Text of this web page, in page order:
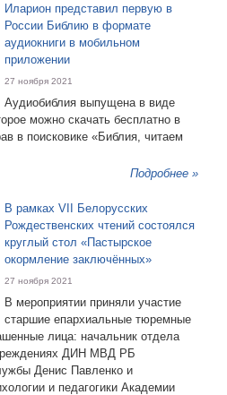
Иларион представил первую в
России Библию в формате
аудиокниги в мобильном
приложении
27 ноября 2021
Аудиобиблия выпущена в виде
можно скачать бесплатно в
в поисковике «Библия, читаем
Подробнее »
В рамках VII Белорусских
Рождественских чтений состоялся
круглый стол «Пастырское
окормление заключённых»
27 ноября 2021
В мероприятии приняли участие
старшие епархиальные тюремные
лица: начальник отдела
ДИН МВД РБ
Денис Павленко и
и педагогики Академии